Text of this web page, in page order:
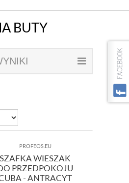
BUTY
PROFEOS.EU
SZAFKA WIESZAK
PRZEDPOKOJU
- ANTRACYT